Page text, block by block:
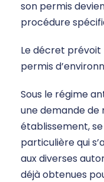
son permis
procédure
Le décret prévoit
permis
Sous le régime
une demande de
établissement,
particulière qui
aux diverses
déjà obtenues